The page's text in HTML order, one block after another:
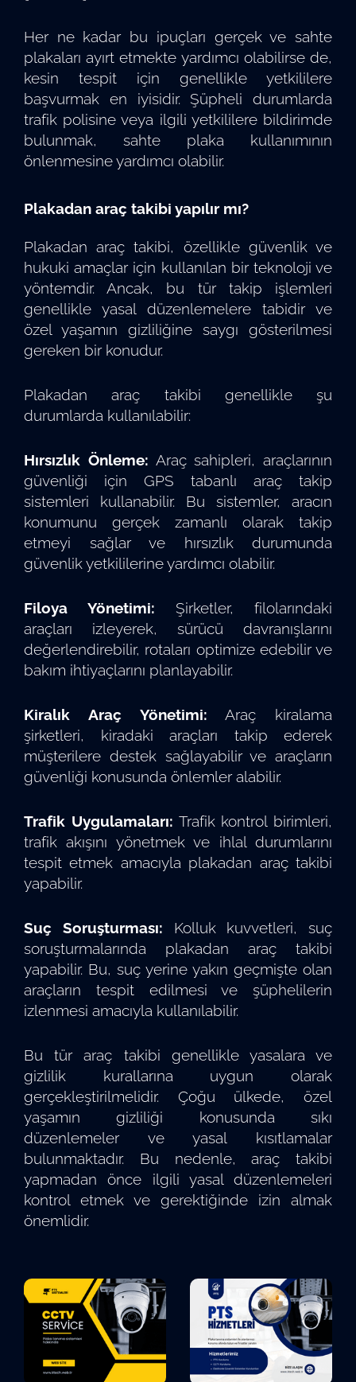
Her ne kadar bu ipuçları gerçek ve sahte
plakaları ayırt etmekte yardımcı olabilirse de,
kesin tespit için genellikle yetkililere
başvurmak en iyisidir. Şüpheli durumlarda
trafik polisine veya ilgili yetkililere bildirimde
bulunmak, sahte plaka kullanımının
önlenmesine yardımcı olabilir.
Plakadan araç takibi yapılır mı?
Plakadan araç takibi, özellikle güvenlik ve
hukuki amaçlar için kullanılan bir teknoloji ve
yöntemdir. Ancak, bu tür takip işlemleri
genellikle yasal düzenlemelere tabidir ve
özel yaşamın gizliliğine saygı gösterilmesi
gereken bir konudur.
Plakadan araç takibi genellikle şu
durumlarda kullanılabilir:
Hırsızlık Önleme: Araç sahipleri, araçlarının
güvenliği için GPS tabanlı araç takip
sistemleri kullanabilir. Bu sistemler, aracın
konumunu gerçek zamanlı olarak takip
etmeyi sağlar ve hırsızlık durumunda
güvenlik yetkililerine yardımcı olabilir.
Filoya Yönetimi: Şirketler, filolarındaki
araçları izleyerek, sürücü davranışlarını
değerlendirebilir, rotaları optimize edebilir ve
bakım ihtiyaçlarını planlayabilir.
Kiralık Araç Yönetimi: Araç kiralama
şirketleri, kiradaki araçları takip ederek
müşterilere destek sağlayabilir ve araçların
güvenliği konusunda önlemler alabilir.
Trafik Uygulamaları: Trafik kontrol birimleri,
trafik akışını yönetmek ve ihlal durumlarını
tespit etmek amacıyla plakadan araç takibi
yapabilir.
Suç Soruşturması: Kolluk kuvvetleri, suç
soruşturmalarında plakadan araç takibi
yapabilir. Bu, suç yerine yakın geçmişte olan
araçların tespit edilmesi ve şüphelilerin
izlenmesi amacıyla kullanılabilir.
Bu tür araç takibi genellikle yasalara ve
gizlilik kurallarına uygun olarak
gerçekleştirilmelidir. Çoğu ülkede, özel
yaşamın gizliliği konusunda sıkı
düzenlemeler ve yasal kısıtlamalar
bulunmaktadır. Bu nedenle, araç takibi
yapmadan önce ilgili yasal düzenlemeleri
kontrol etmek ve gerektiğinde izin almak
önemlidir.